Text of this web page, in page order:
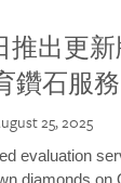
推出更
鑽石服務
25, 2025
evaluation
diamonds on